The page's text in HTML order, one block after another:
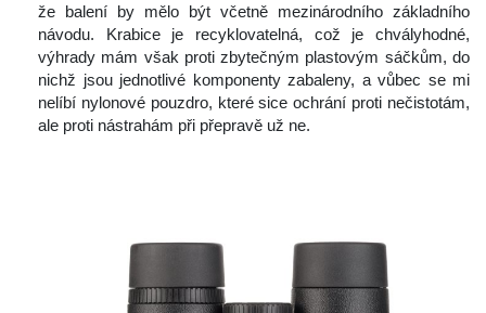
že balení by mělo být včetně mezinárodního základního
návodu. Krabice je recyklovatelná, což je chvályhodné,
výhrady mám však proti zbytečným plastovým sáčkům, do
nichž jsou jednotlivé komponenty zabaleny, a vůbec se mi
nelíbí nylonové pouzdro, které sice ochrání proti nečistotám,
ale proti nástrahám při přepravě už ne.